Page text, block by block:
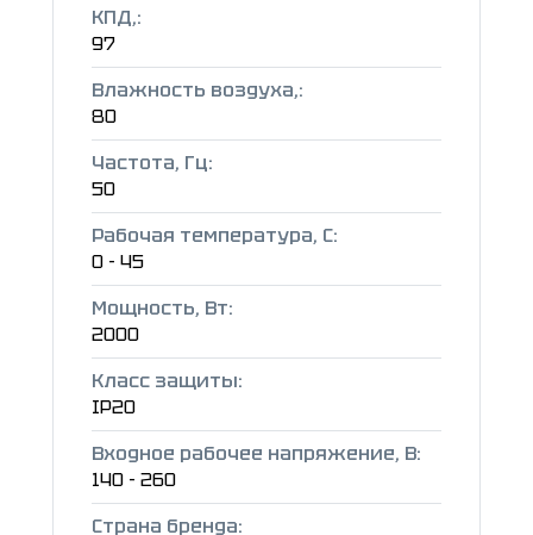
КПД,:
97
Влажность воздуха,:
80
Частота, Гц:
50
Рабочая температура, C:
0 - 45
Мощность, Вт:
2000
Класс защиты:
IP20
Входное рабочее напряжение, В:
140 - 260
Страна бренда: